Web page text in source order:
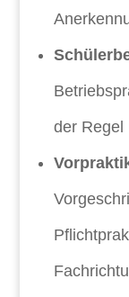
der Regel